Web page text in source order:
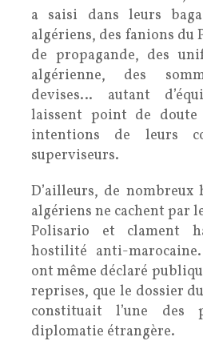
a saisi dans leurs
algériens, des fanions du
de propagande, des
algérienne, des
devises… autant
laissent point de
intentions de leurs
superviseurs.
D’ailleurs, de nombreux
algériens ne cachent par
Polisario et clament
hostilité anti-
ont même déclaré
reprises, que le dossier
constituait l’une
diplomatie étrangère.